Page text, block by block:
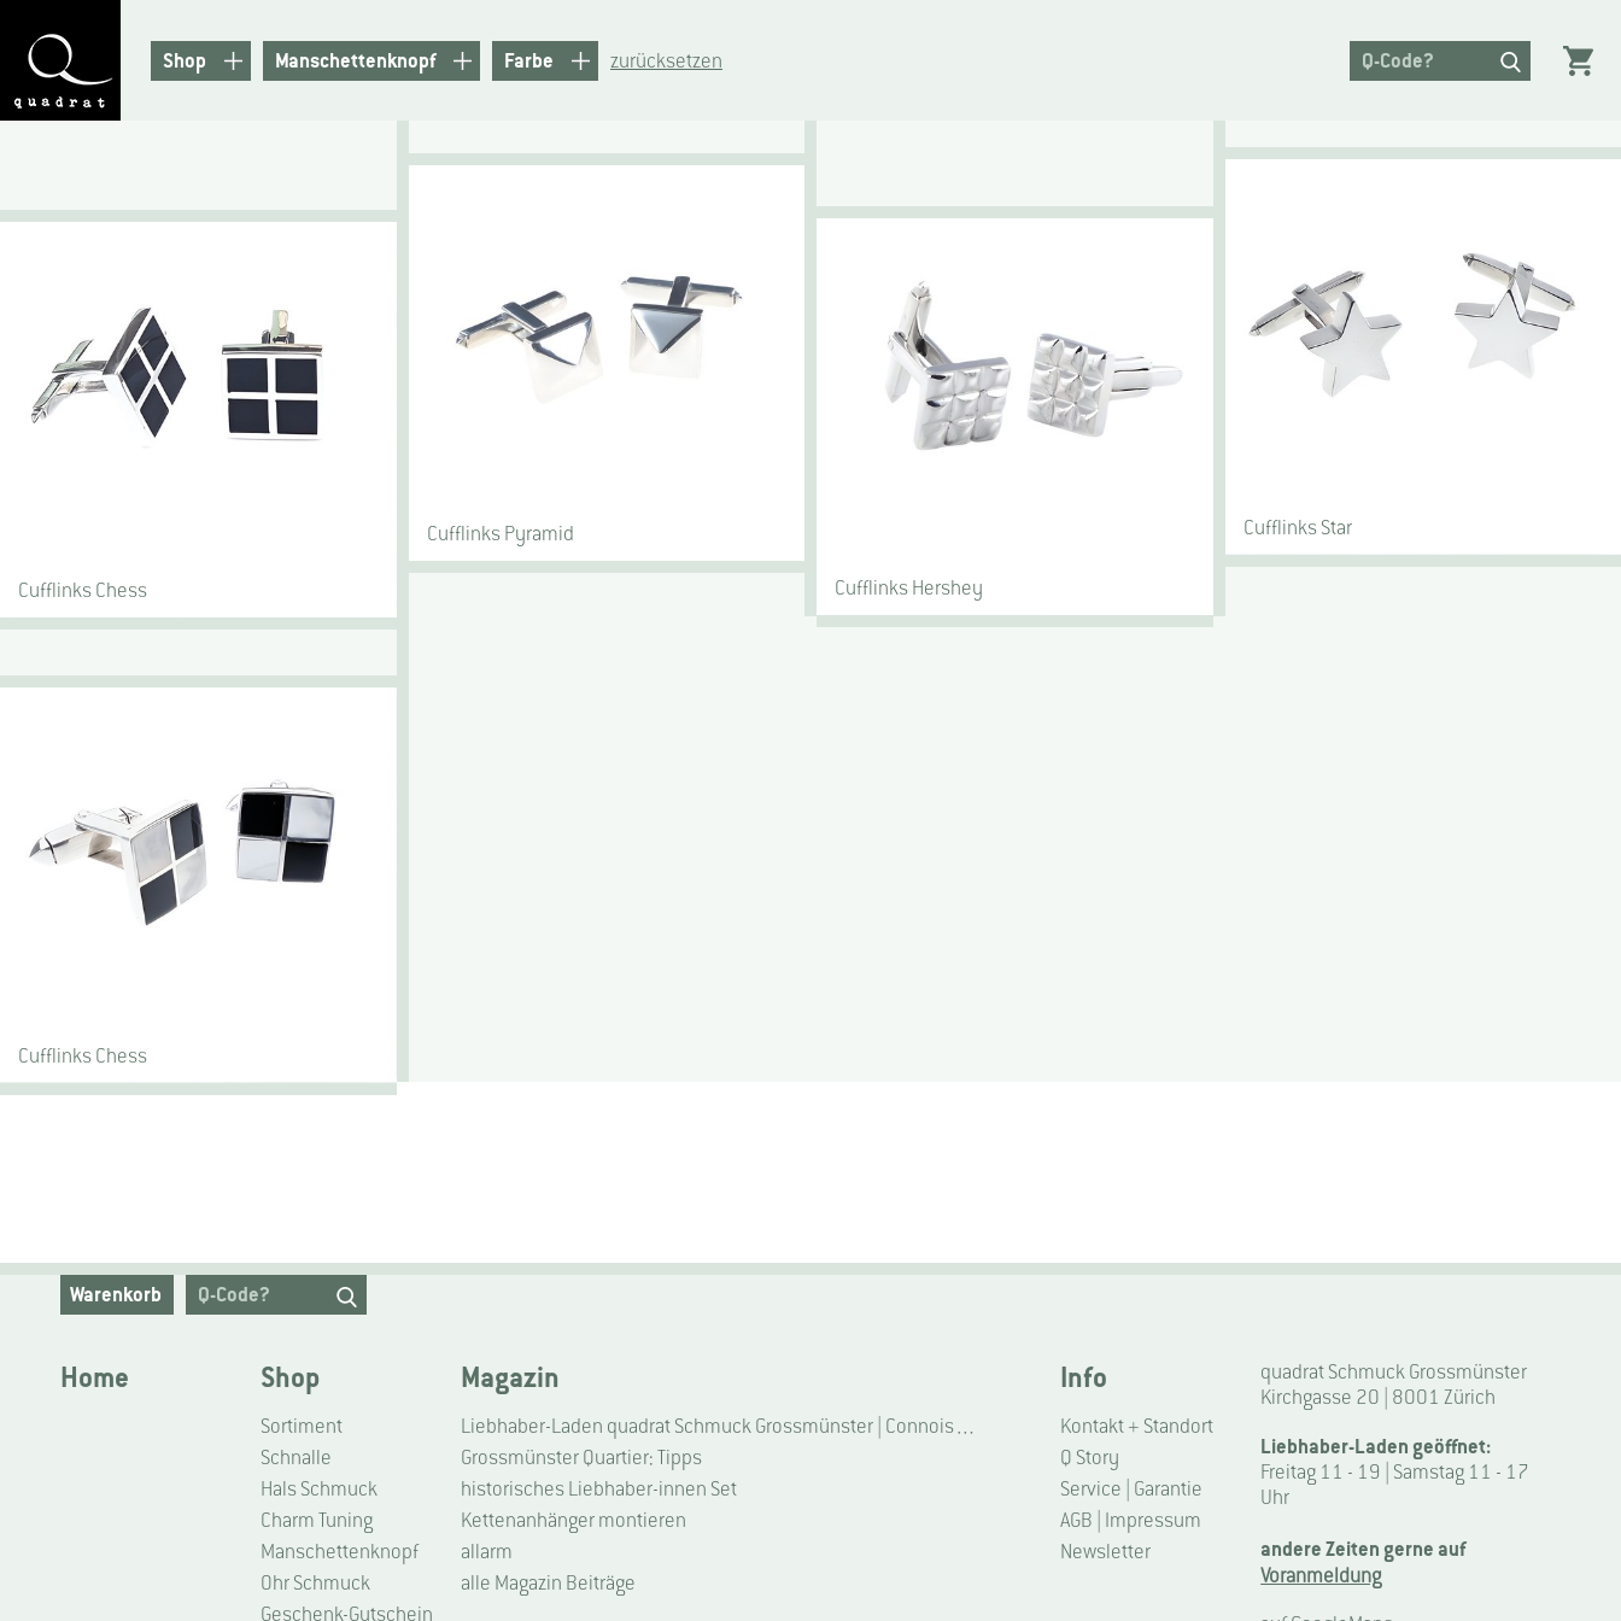
Shop Manschettenknopf Farbe zurücksetzen
Cufflinks Chess
Cufflinks Pyramid
Cufflinks Hershey
Cufflinks Star
Cufflinks Chess
Warenkorb
Home Shop
Sortiment
Schnalle
Hals Schmuck
Charm Tuning
Manschettenknopf
Ohr Schmuck
Geschenk-Gutschein
Magazin
Liebhaber-Laden quadrat Schmuck Grossmünster | Connoisseur Shop quadrat jewellery Grossmünster
Grossmünster Quartier: Tipps
historisches Liebhaber-innen Set
Kettenanhänger montieren
allarm
alle Magazin Beiträge
Info
Kontakt + Standort
Q Story
Service | Garantie
AGB | Impressum
Newsletter
quadrat Schmuck Grossmünster
Kirchgasse 20 | 8001 Zürich
Liebhaber-Laden geöffnet:
Freitag 11 - 19 | Samstag 11 - 17
Uhr
andere Zeiten gerne auf
Voranmeldung